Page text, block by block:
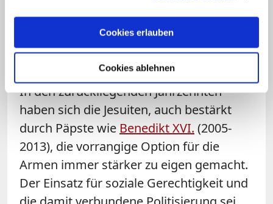
Cookies erlauben
Cookies ablehnen
Landeshauptstadt konnte zuletzt
mehrere Gönner für
Stiftungsprofessuren gewinnen.
In den zurückliegenden Jahrzehnten
haben sich die Jesuiten, auch bestärkt
durch Päpste wie Benedikt XVI. (2005-
2013), die vorrangige Option für die
Armen immer stärker zu eigen gemacht.
Der Einsatz für soziale Gerechtigkeit und